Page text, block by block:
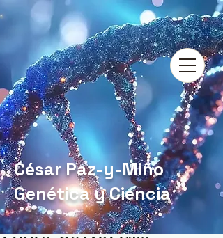
César Paz-y-Miño
Genética y Ciencia